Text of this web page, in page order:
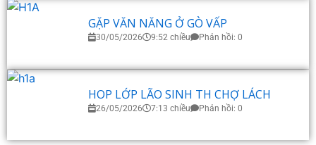
GẶP VĂN NĂNG Ở GÒ VẤP
30/05/2026 9:52 chiều Phản hồi: 0
HOP LỚP LÃO SINH TH CHỢ LÁCH
26/05/2026 7:13 chiều Phản hồi: 0